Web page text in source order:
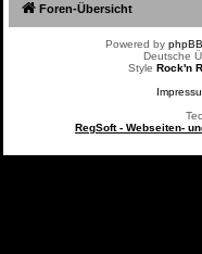
Foren-Übersicht
Powered by phpBB
Deutsche
Style Rock'n
RegSoft - Webseiten-